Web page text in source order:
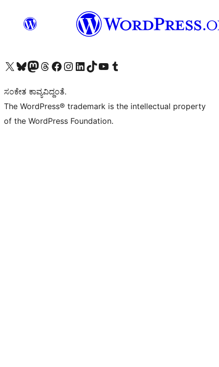
Visit our X (formerly Twitter) account
Visit our Bluesky account
Visit our Mastodon account
Visit our Threads account
Visit our Facebook page
Visit our Instagram account
Visit our LinkedIn account
Visit our TikTok account
Visit our YouTube channel
Visit our Tumblr account
ಸಂಕೇತ ಕಾವ್ಯವಿದ್ದಂತೆ.
The WordPress® trademark is the intellectual property
of the WordPress Foundation.